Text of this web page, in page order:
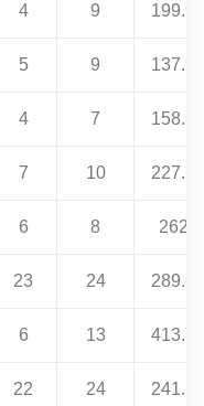
4 9 199.9
5 9 137.9
4 7 158.6
7 10 227.5
6 8 262
23 24 289.6
6 13 413.7
22 24 241.3